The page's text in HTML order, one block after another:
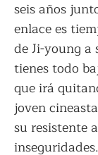
seis años
enlace es
de Ji-young a
tienes todo
que irá
joven
su resistente